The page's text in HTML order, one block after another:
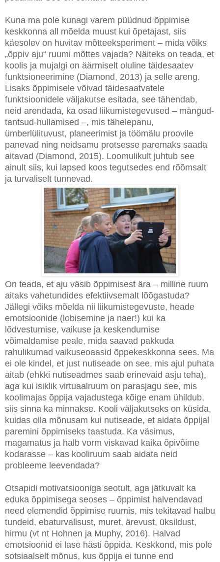
Kuna ma pole kunagi varem püüdnud õppimise
keskkonna all mõelda muust kui õpetajast, siis
käesolev on huvitav mõtteeksperiment – mida võiks
„õppiv aju“ ruumi mõttes vajada? Näiteks on teada, et
koolis ja mujalgi on äärmiselt oluline täidesaatev
funktsioneerimine (Diamond, 2013) ja selle areng.
Lisaks õppimisele võivad täidesaatvatele
funktsioonidele väljakutse esitada, see tähendab,
neid arendada, ka osad liikumistegevused – mängud-
tantsud-hullamised –, mis tähelepanu,
ümberlülituvust, planeerimist ja töömälu proovile
panevad ning neidsamu protsesse paremaks saada
aitavad (Diamond, 2015). Loomulikult juhtub see
ainult siis, kui lapsed koos tegutsedes end rõõmsalt
ja turvaliselt tunnevad.
On teada, et aju väsib õppimisest ära – milline ruum
aitaks vahetundides efektiivsemalt lõõgastuda?
Jällegi võiks mõelda nii liikumistegevuste, heade
emotsioonide (lobisemine ja naer!) kui ka
lõdvestumise, vaikuse ja keskendumise
võimaldamise peale, mida saavad pakkuda
rahulikumad vaikuseoaasid õppekeskkonna sees. Ma
ei ole kindel, et just nutiseade on see, mis ajul puhata
aitab (ehkki nutiseadmes saab erinevaid asju teha),
aga kui isiklik virtuaalruum on parasjagu see, mis
koolimajas õppija vajadustega kõige enam ühildub,
siis sinna ka minnakse. Kooli väljakutseks on küsida,
kuidas olla mõnusam kui nutiseade, et aidata õppijal
paremini õppimiseks taastuda. Ka väsimus,
magamatus ja halb vorm viskavad kaika õpivõime
kodarasse – kas kooliruum saab aidata neid
probleeme leevendada?
Otsapidi motivatsiooniga seotult, aga jätkuvalt ka
eduka õppimisega seoses – õppimist halvendavad
need elemendid õppimise ruumis, mis tekitavad halbu
tundeid, ebaturvalisust, muret, ärevust, üksildust,
hirmu (vt nt Hohnen ja Muphy, 2016). Halvad
emotsioonid ei lase hästi õppida. Keskkond, mis pole
sotsiaalselt mõnus, kus õppija ei tunne end